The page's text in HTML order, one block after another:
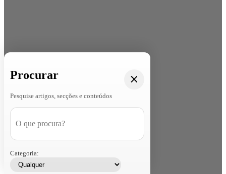
Procurar
Pesquise artigos, secções e conteúdos
Categoria: